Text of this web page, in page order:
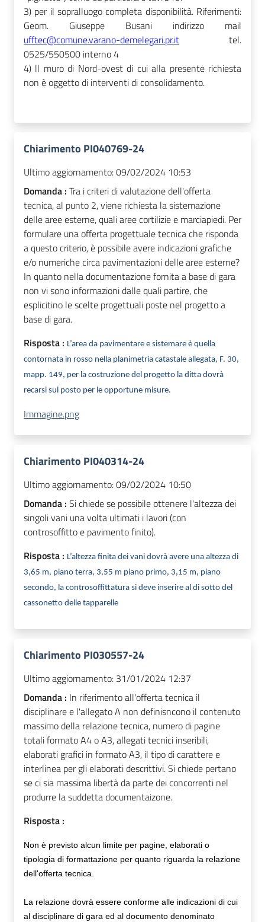
3) per il sopralluogo completa disponibilità. Riferimenti:
Geom. Giuseppe Busani indirizzo mail
ufftec@comune.varano-demelegari.pr.it tel.
0525/550500 interno 4
4) ll muro di Nord-ovest di cui alla presente richiesta
non è oggetto di interventi di consolidamento.
Chiarimento PI040769-24
Ultimo aggiornamento:09/02/2024 10:53
Domanda : Tra i criteri di valutazione dell'offerta
tecnica, al punto 2, viene richiesta la sistemazione
delle aree esterne, quali aree cortilizie e marciapiedi. Per
formulare una offerta progettuale tecnica che risponda
a questo criterio, è possibile avere indicazioni grafiche
e/o numeriche circa pavimentazioni delle aree esterne?
In quanto nella documentazione fornita a base di gara
non vi sono informazioni dalle quali partire, che
esplicitino le scelte progettuali poste nel progetto a
base di gara.
Risposta : L’area da pavimentare e sistemare è quella
contornata in rosso nella planimetria catastale allegata, F. 30,
mapp. 149, per la costruzione del progetto la ditta dovrà
recarsi sul posto per le opportune misure.
Immagine.png
Chiarimento PI040314-24
Ultimo aggiornamento:09/02/2024 10:50
Domanda : Si chiede se possibile ottenere l'altezza dei
singoli vani una volta ultimati i lavori (con
controsoffitto e pavimento finito).
Risposta : L’altezza finita dei vani dovrà avere una altezza di
3,65 m, piano terra, 3,55 m piano primo, 3,15 m, piano
secondo, la controsoffittatura si deve inserire al di sotto del
cassonetto delle tapparelle
Chiarimento PI030557-24
Ultimo aggiornamento: 31/01/2024 12:37
Domanda : In riferimento all'offerta tecnica il
disciplinare e l'allegato A non definisncono il contenuto
massimo della relazione tecnica, numero di pagine
totali formato A4 o A3, allegati tecnici inseribili,
elaborati grafici in formato A3, il tipo di carattere e
interlinea per gli elaborati descrittivi. Si chiede pertano
se ci sia massima libertà da parte dei concorrenti nel
produrre la suddetta documentaizone.
Risposta :
Non è previsto alcun limite per pagine, elaborati o
tipologia di formattazione per quanto riguarda la relazione
dell'offerta tecnica.
La relazione dovrà essere conforme alle indicazioni di cui
al disciplinare di gara ed al documento denominato